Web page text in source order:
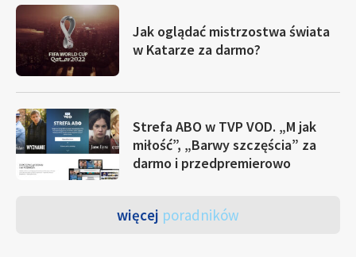
Jak oglądać mistrzostwa świata
w Katarze za darmo?
Strefa ABO w TVP VOD. „M jak
miłość”, „Barwy szczęścia” za
darmo i przedpremierowo
więcej poradników